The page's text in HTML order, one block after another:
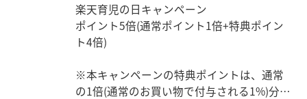
楽天育児の日キャンペーン
ポイント5倍(通常ポイント1倍+特典ポイン
ト4倍)
※本キャンペーンの特典ポイントは、通常
の1倍(通常のお買い物で付与される1%)分を